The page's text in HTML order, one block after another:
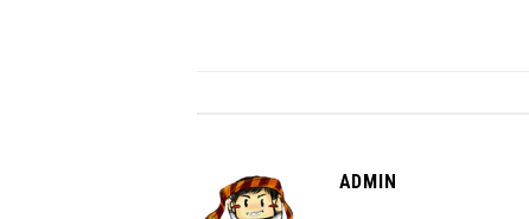
ADMIN